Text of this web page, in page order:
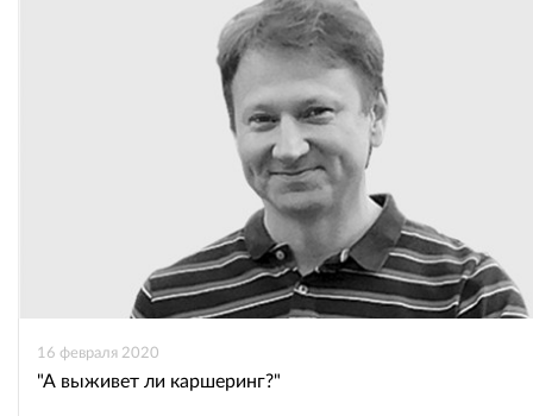
16 февраля 2020
"А выживет ли каршеринг?"